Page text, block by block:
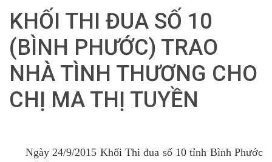
KHỐI THI ĐUA SỐ 10
(BÌNH PHƯỚC) TRAO
NHÀ TÌNH THƯƠNG CHO
CHỊ MA THỊ TUYỀN
Ngày 24/9/2015 Khối Thi đua số 10 tỉnh Bình Phước